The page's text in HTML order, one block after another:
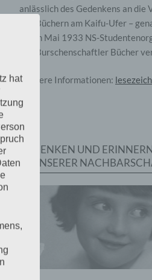
anlässlich des Gedenkens an die
von Büchern am Kaifu-Ufer –
wo im Mai 1933 NS-
und Burschenschaftler Bücher
Weitere Informationen:
GEDENKEN UND
IN UNSERER
hat